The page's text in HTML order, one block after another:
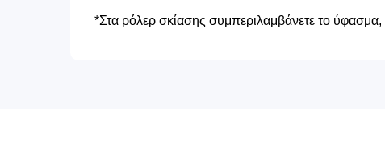
*Στα ρόλερ σκίασης συμπεριλαμβάνετε το